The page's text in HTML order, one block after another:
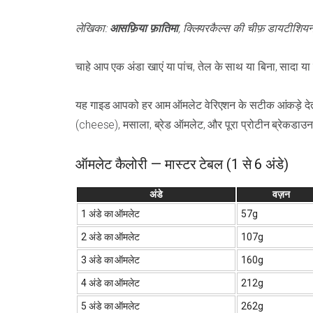
लेखिका: आसफ़िया फ़ातिमा, क्लियरकैल्स की चीफ़
चाहे आप एक अंडा खाएं या पांच, तेल के साथ या बिना, सादा
यह गाइड आपको हर आम ऑमलेट वेरिएशन के सटीक आंकड़े
(cheese), मसाला, ब्रेड ऑमलेट, और पूरा प्रोटीन
ऑमलेट कैलोरी — मास्टर टेबल (1 से 6 अंडे)
अंडे
वज़न
1 अंडे का ऑमलेट
57g
2 अंडे का ऑमलेट 107g
3 अंडे का ऑमलेट 160g
4 अंडे का ऑमलेट 212g
5 अंडे का ऑमलेट 262g